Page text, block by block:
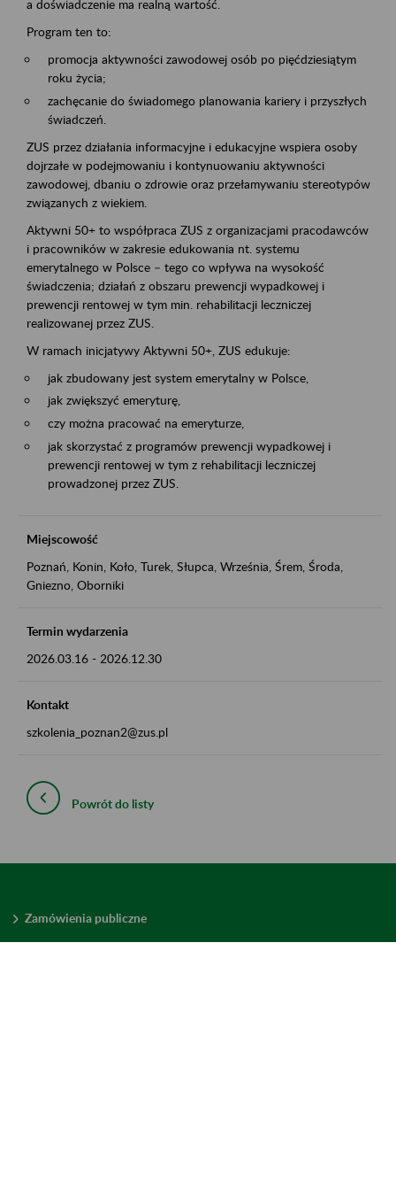
a doświadczenie ma realną wartość.
Program ten to:
promocja aktywności zawodowej osób po pięćdziesiątym
roku życia;
zachęcanie do świadomego planowania kariery i przyszłych
świadczeń.
ZUS przez działania informacyjne i edukacyjne wspiera osoby
dojrzałe w podejmowaniu i kontynuowaniu aktywności
zawodowej, dbaniu o zdrowie oraz przełamywaniu stereotypów
związanych z wiekiem.
Aktywni 50+ to współpraca ZUS z organizacjami pracodawców
i pracowników w zakresie edukowania nt. systemu
emerytalnego w Polsce – tego co wpływa na wysokość
świadczenia; działań z obszaru prewencji wypadkowej i
prewencji rentowej w tym min. rehabilitacji leczniczej
realizowanej przez ZUS.
W ramach inicjatywy Aktywni 50+, ZUS edukuje:
jak zbudowany jest system emerytalny w Polsce,
jak zwiększyć emeryturę,
czy można pracować na emeryturze,
jak skorzystać z programów prewencji wypadkowej i
prewencji rentowej w tym z rehabilitacji leczniczej
prowadzonej przez ZUS.
Miejscowość
Poznań, Konin, Koło, Turek, Słupca, Września, Śrem, Środa,
Gniezno, Oborniki
Termin wydarzenia
2026.03.16 - 2026.12.30
Kontakt
szkolenia_poznan2@zus.pl
Powrót do listy
Zamówienia publiczne